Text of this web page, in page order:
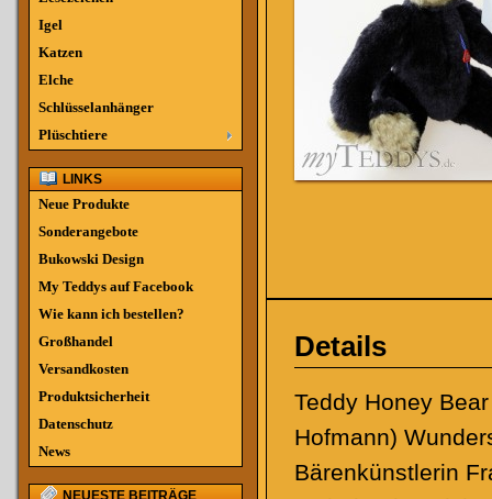
Details
Teddy Honey
Hofmann)
Bärenkünstlerin
Igel
Katzen
Elche
Schlüsselanhänger
Plüschtiere
LINKS
Neue Produkte
Sonderangebote
Bukowski Design
My Teddys auf Facebook
Wie kann ich bestellen?
Großhandel
Versandkosten
Produktsicherheit
Datenschutz
News
NEUESTE BEITRÄGE